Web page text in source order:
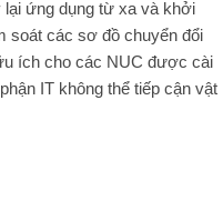
ứng dụng từ xa và khởi
soát các sơ đồ chuyển đổi
ích cho các NUC được cài
IT không thể tiếp cận vật